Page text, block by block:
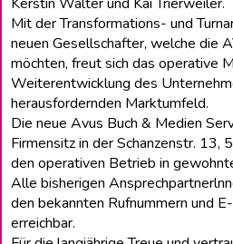
Mit der Transformations- und
neuen Gesellschafter, welche die
möchten, freut sich das operative
Weiterentwicklung des
herausfordernden Marktumfeld.
Die neue Avus Buch & Medien
Firmensitz in der Schanzenstr.
den operativen Betrieb in
Alle bisherigen
den bekannten Rufnummern und
erreichbar.